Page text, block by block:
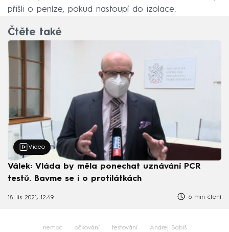
přišli o peníze, pokud nastoupí do izolace.
Čtěte také
Video
Válek: Vláda by měla ponechat uznávání PCR
testů. Bavme se i o protilátkách
18. lis 2021, 12:49 6 min čtení
nemoc očkování testování Andrej Babiš